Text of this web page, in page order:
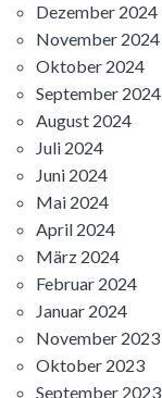
Dezember 2024
November 2024
Oktober 2024
September 2024
August 2024
Juli 2024
Juni 2024
Mai 2024
April 2024
März 2024
Februar 2024
Januar 2024
November 2023
Oktober 2023
September 2023